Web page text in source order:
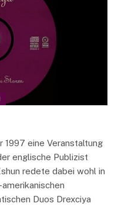
1997 eine Veranstaltung
englische Publizist
redete dabei wohl in
Duos Drexciya